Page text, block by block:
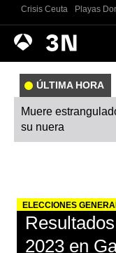
Crisis Ceuta Playas
Antena
3
Noticias
ÚLTIMA HORA
Muere
su nuera
ELECCIONES
2023 en